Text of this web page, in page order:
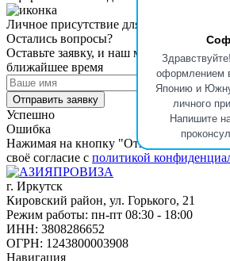
оформлением
Японию и
личного
Напишите
Личное присутствие для подачи не
Остались вопросы?
Оставьте заявку, и наш менеджер
ближайшее время
Успешно
Ошибка
Нажимая на кнопку "Отправить заявку”
своё согласие с политикой
г. Иркутск
Кировский район, ул. Горького, 21
Режим работы: пн-пт 08:30 - 18:00
ИНН: 3808286652
ОГРН: 1243800003908
Навигация